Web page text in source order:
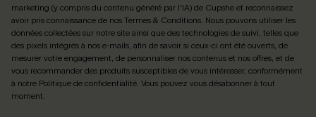
marketing (y compris du contenu généré par l'IA) de Cupshe et reconnaissez
avoir pris connaissance de nosTermes & Conditions. Nous pouvons utiliser les
données collectées sur notre site ainsi que des technologies de suivi, telles que
des pixels intégrés à nos e-mails, afin de savoir si ceux-ci ont été ouverts, de
mesurer votre engagement, de personnaliser nos contenus et nos offres, et de
vous recommander des produits susceptibles de vous intéresser, conformément
à notre Politique de confidentialité. Vous pouvez vous désabonner à tout
moment.